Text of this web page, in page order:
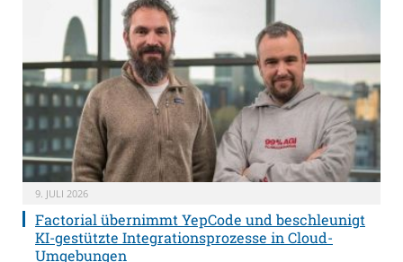
9. JULI 2026
Factorial übernimmt YepCode und beschleunigt
KI-gestützte Integrationsprozesse in Cloud-
Umgebungen